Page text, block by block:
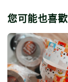
您可能也喜歡